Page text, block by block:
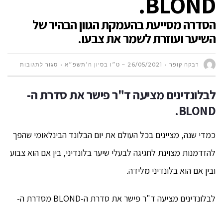
הסדרה מסייעת בהעמקת הגוון הבהיר של
השיער ועוזרת לשמר את צבעו.
רבקה קופר 26/05/2021 – ט״ו בסיון ה׳תשפ״א סגור לתגובותעל
פישר
סדרת
לבלונדינים מציעה ד"ר פישר את סדרת ה-
BLOND.
כמדי שנה, מציינים בכל העולם את יום הבלונד הבינלאומי שהפך
להזדמנות מצוינת לחגיגה לבעלי שיער בלונדיני, בין אם הוא צבוע
ובין אם הוא בלונדיני מלידה.
לבלונדינים מציעה ד"ר פישר את סדרת ה-BLOND מסדרת ה-